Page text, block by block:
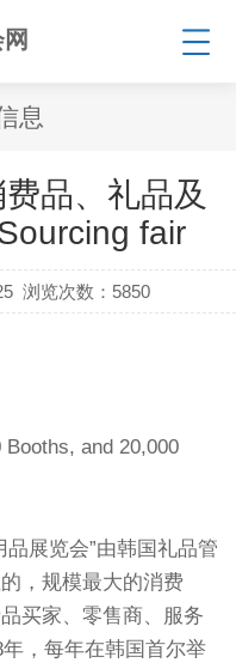
息
品、礼品及
fair
浏览次数： 5850
and 20,000
展览会”由韩国礼品管
，规模最大的消费
买家、零售商、服务
，每年在韩国首尔举